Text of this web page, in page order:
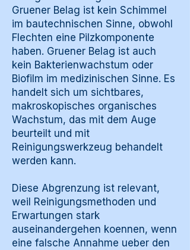
Gruener Belag ist kein Schimmel
im bautechnischen Sinne, obwohl
Flechten eine Pilzkomponente
haben. Gruener Belag ist auch
kein Bakterienwachstum oder
Biofilm im medizinischen Sinne. Es
handelt sich um sichtbares,
makroskopisches organisches
Wachstum, das mit dem Auge
beurteilt und mit
Reinigungswerkzeug behandelt
werden kann.
Diese Abgrenzung ist relevant,
weil Reinigungsmethoden und
Erwartungen stark
auseinandergehen koennen, wenn
eine falsche Annahme ueber den